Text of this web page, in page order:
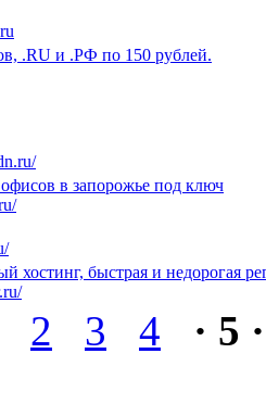
.RU и .РФ по 150 рублей.
в запорожье под ключ
хостинг, быстрая и недорогая
2 3 4 · 5 ·